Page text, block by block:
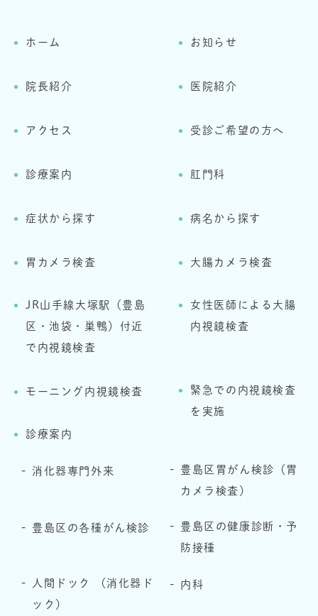
ホーム お知らせ
院長紹介 医院紹介
アクセス 受診ご希望の方へ
診療案内 肛門科
症状から探す 病名から探す
胃カメラ検査 大腸カメラ検査
JR山手線大塚駅（豊島
区・池袋・巣鴨）付近
で内視鏡検査
女性医師による大腸
内視鏡検査
モーニング内視鏡検査
緊急での内視鏡検査
を実施
診療案内
消化器専門外来
豊島区胃がん検診（胃
カメラ検査）
豊島区の各種がん検診
豊島区の健康診断・予
防接種
人間ドック （消化器ド
ック）
内科